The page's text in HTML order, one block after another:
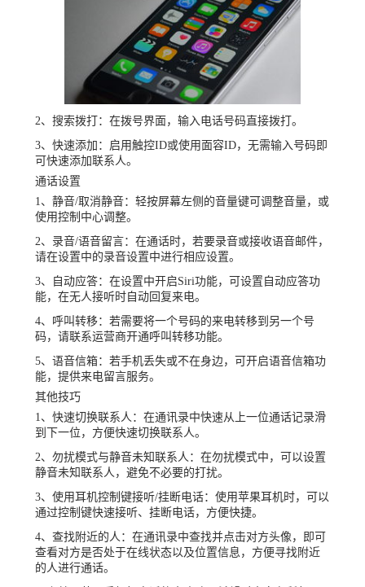
2、搜索拨打：在拨号界面，输入电话号码直接拨打。
3、快速添加：启用触控ID或使用面容ID，无需输入号码即
可快速添加联系人。
通话设置
1、静音/取消静音：轻按屏幕左侧的音量键可调整音量，或
使用控制中心调整。
2、录音/语音留言：在通话时，若要录音或接收语音邮件，
请在设置中的录音设置中进行相应设置。
3、自动应答：在设置中开启Siri功能，可设置自动应答功
能，在无人接听时自动回复来电。
4、呼叫转移：若需要将一个号码的来电转移到另一个号
码，请联系运营商开通呼叫转移功能。
5、语音信箱：若手机丢失或不在身边，可开启语音信箱功
能，提供来电留言服务。
其他技巧
1、快速切换联系人：在通讯录中快速从上一位通话记录滑
到下一位，方便快速切换联系人。
2、勿扰模式与静音未知联系人：在勿扰模式中，可以设置
静音未知联系人，避免不必要的打扰。
3、使用耳机控制键接听/挂断电话：使用苹果耳机时，可以
通过控制键快速接听、挂断电话，方便快捷。
4、查找附近的人：在通讯录中查找并点击对方头像，即可
查看对方是否处于在线状态以及位置信息，方便寻找附近
的人进行通话。